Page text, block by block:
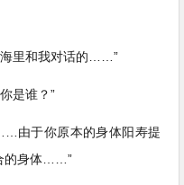
里和我对话的……”
是谁？”
于你原本的身体阳寿提
的身体……”